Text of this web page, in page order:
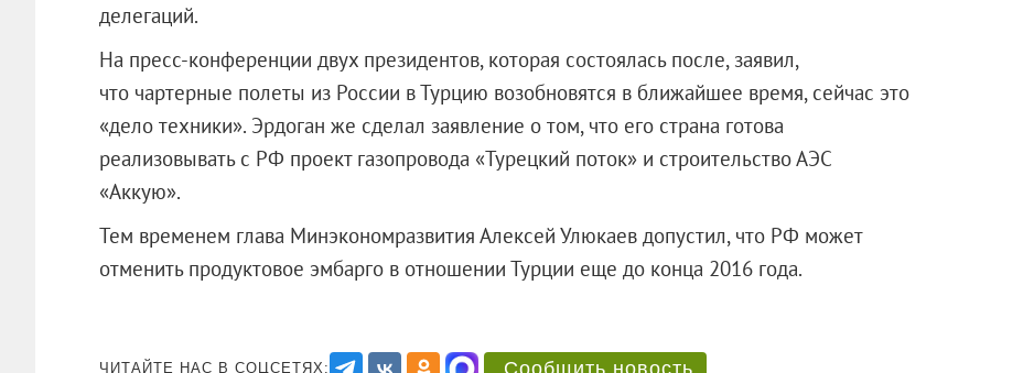
делегаций.
На пресс-конференции двух президентов, которая состоялась после, заявил,
что чартерные полеты из России в Турцию возобновятся в ближайшее время, сейчас это
«дело техники». Эрдоган же сделал заявление о том, что его страна готова
реализовывать с РФ проект газопровода «Турецкий поток» и строительство АЭС
«Аккую».
Тем временем глава Минэкономразвития Алексей Улюкаев допустил, что РФ может
отменить продуктовое эмбарго в отношении Турции еще до конца 2016 года.
ЧИТАЙТЕ НАС В СОЦСЕТЯХ: Сообщить новость